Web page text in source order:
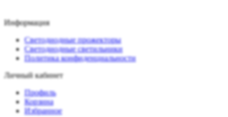
Информация
Светодиодные прожекторы
Светодиодные светильники
Политика конфиденциальности
Личный кабинет
Профиль
Корзина
Избранное